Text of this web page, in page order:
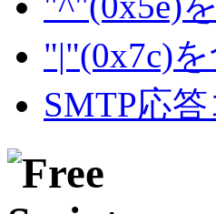
"|"(0x7c)
SMTP応